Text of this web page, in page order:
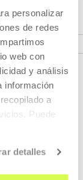
personalizar
de redes
web con
y análisis
información
a
Puede
detalles